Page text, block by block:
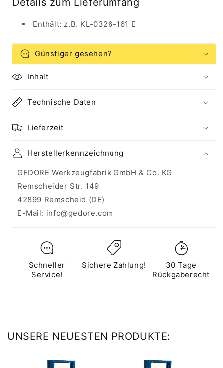
Details zum Lieferumfang
Enthält: z.B. KL-0326-161 E
Günstiger gesehen?
Inhalt
Technische Daten
Lieferzeit
Herstellerkennzeichnung
GEDORE Werkzeugfabrik GmbH & Co. KG
Remscheider Str. 149
42899 Remscheid (DE)
E-Mail: info@gedore.com
Schneller
Service!
Sichere Zahlung!
30 Tage
Rückgaberecht
UNSERE NEUESTEN PRODUKTE: